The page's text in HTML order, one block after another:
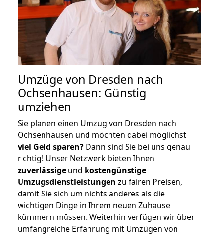
Umzüge von Dresden nach
Ochsenhausen: Günstig
umziehen
Sie planen einen Umzug von Dresden nach
Ochsenhausen und möchten dabei möglichst
viel Geld sparen? Dann sind Sie bei uns genau
richtig! Unser Netzwerk bieten Ihnen
zuverlässige und kostengünstige
Umzugsdienstleistungen zu fairen Preisen,
damit Sie sich um nichts anderes als die
wichtigen Dinge in Ihrem neuen Zuhause
kümmern müssen. Weiterhin verfügen wir über
umfangreiche Erfahrung mit Umzügen von